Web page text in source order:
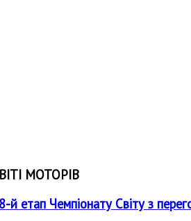
МОТОРІВ
й етап Чемпіонату Світу з